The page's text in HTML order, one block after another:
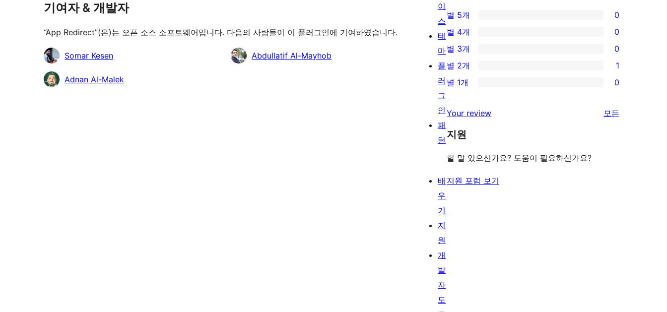
기여자 & 개발자
“App Redirect”(은)는 오픈 소스 소프트웨어입니다. 다음의 사람들이 이 플러그인에 기여하였습니다.
기
여
자
Somar Kesen Abdullatif Al-Mayhob
Adnan Al-Malek
0/5-
별
점
후
기
별 5개 0
0/4-
별
점
후
별 4개 0
0/3-
별
점
기
별 3개 0
1/2-
별
후
기
별 2개 1
0/1-
점
후
별 1개 0
Your review 모든
지원
할 말 있으신가요? 도움이 필요하신가요?
지원 포럼 보기
이
스
테
마
플
러
그
인
패
턴
배
우
기
지
원
개
발
자
도